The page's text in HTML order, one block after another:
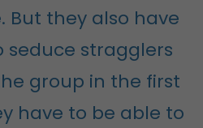
But they also have
seduce stragglers
group in the first
have to be able to